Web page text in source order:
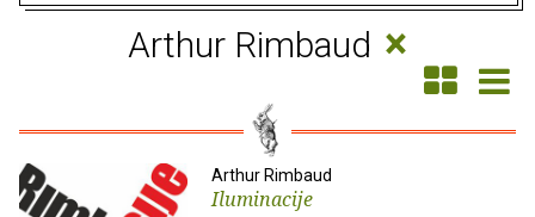
Arthur Rimbaud ×
Arthur Rimbaud
Iluminacije